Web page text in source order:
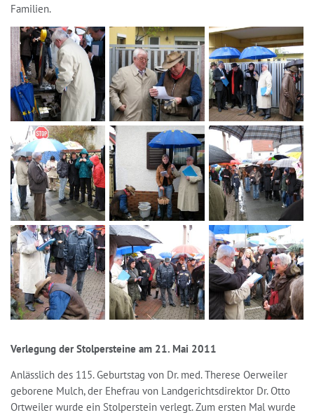
Familien.
Verlegung der Stolpersteine am 21. Mai 2011
Anlässlich des 115. Geburtstag von Dr. med. Therese Oerweiler
geborene Mulch, der Ehefrau von Landgerichtsdirektor Dr. Otto
Ortweiler wurde ein Stolperstein verlegt. Zum ersten Mal wurde